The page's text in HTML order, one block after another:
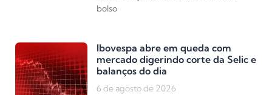
bolso
Ibovespa abre em queda com
mercado digerindo corte da Selic e
balanços do dia
6 de agosto de 2026